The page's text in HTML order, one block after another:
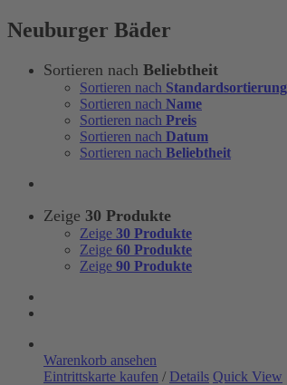
Neuburger Bäder
Sortieren nach Beliebtheit
Sortieren nach Standardsortierung
Sortieren nach Name
Sortieren nach Preis
Sortieren nach Datum
Sortieren nach Beliebtheit
Zeige 30 Produkte
Zeige 30 Produkte
Zeige 60 Produkte
Zeige 90 Produkte
Warenkorb ansehen
Eintrittskarte kaufen / Details Quick View